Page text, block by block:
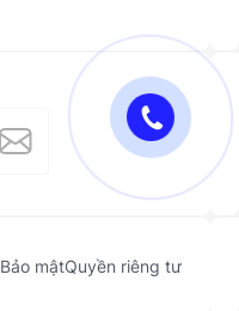
Bảo mậtQuyền riêng tư